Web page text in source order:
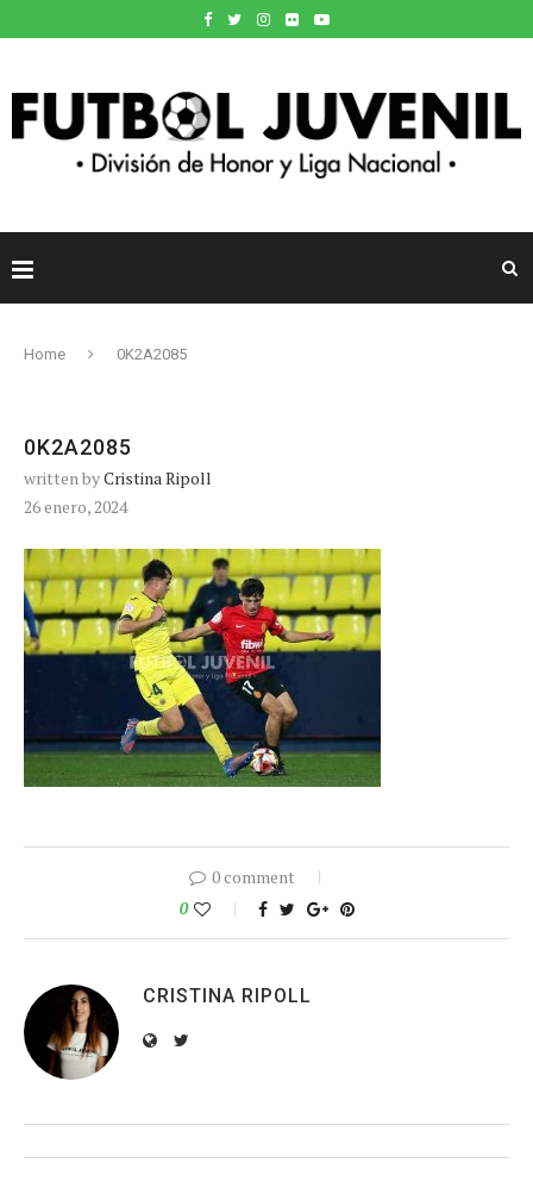
Home 0K2A2085
0K2A2085
written byCristina Ripoll
26 enero, 2024
0 comment
0
CRISTINA RIPOLL